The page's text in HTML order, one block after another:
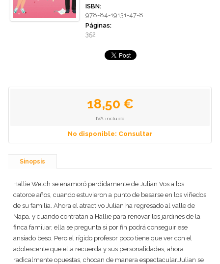
ISBN:
978-84-19131-47-8
Páginas:
352
18,50 €
IVA incluido
No disponible: Consultar
Sinopsis
Hallie Welch se enamoró perdidamente de Julian Vos a los
catorce años, cuando estuvieron a punto de besarse en los viñedos
de su familia. Ahora el atractivo Julian ha regresado al valle de
Napa, y cuando contratan a Hallie para renovar los jardines de la
finca familiar, ella se pregunta si por fin podrá conseguir ese
ansiado beso. Pero el rígido profesor poco tiene que ver con el
adolescente que ella recuerda y sus personalidades, ahora
radicalmente opuestas, chocan de manera espectacular.Julian se